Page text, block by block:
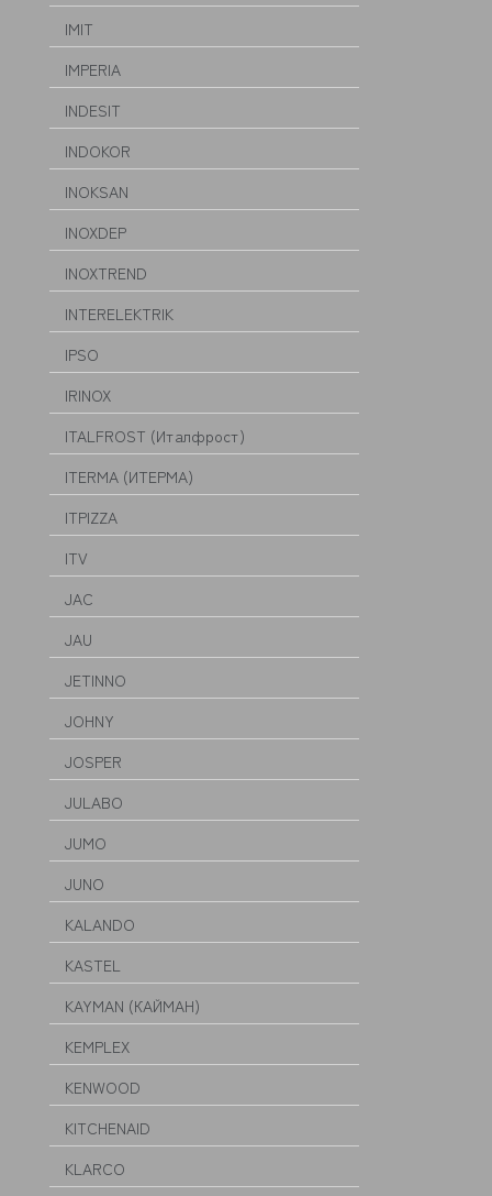
IMIT
IMPERIA
INDESIT
INDOKOR
INOKSAN
INOXDEP
INOXTREND
INTERELEKTRIK
IPSO
IRINOX
ITALFROST (Италфрост)
ITERMA (ИТЕРМА)
ITPIZZA
ITV
JAC
JAU
JETINNO
JOHNY
JOSPER
JULABO
JUMO
JUNO
KALANDO
KASTEL
KAYMAN (КАЙМАН)
KEMPLEX
KENWOOD
KITCHENAID
KLARCO